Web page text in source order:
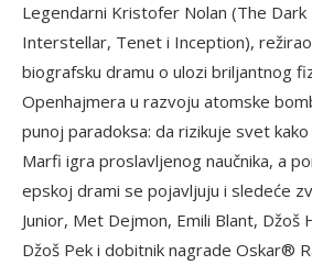
Legendarni Kristofer Nolan (The
Interstellar, Tenet i Inception),
biografsku dramu o ulozi briljantnog
Openhajmera u razvoju atomske
punoj paradoksa: da rizikuje svet kako
Marfi igra proslavljenog naučnika, a
epskoj drami se pojavljuju i sledeće
Junior, Met Dejmon, Emili Blant, Džoš
Džoš Pek i dobitnik nagrade Oskar®